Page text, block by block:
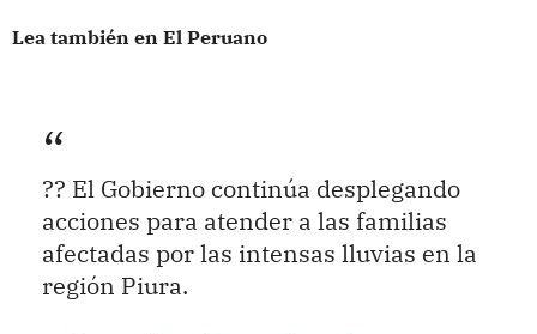
Lea también en El Peruano
?? El Gobierno continúa desplegando
acciones para atender a las familias
afectadas por las intensas lluvias en la
región Piura.